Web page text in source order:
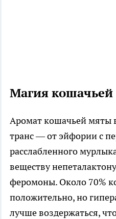
Магия
Аромат кошачьей мяты
транс — от эйфории с
расслабленного
веществу
феромоны. Около 70%
положительно, но
лучше воздержаться,